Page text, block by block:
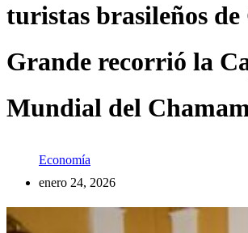
turistas brasileños de
Grande recorrió la
Mundial del
Economía
enero 24, 2026